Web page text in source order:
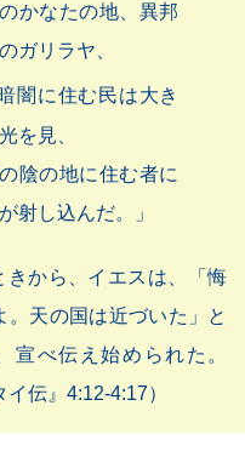
かなたの地、異邦
ガリラヤ、
闇に住む民は大き
を見、
陰の地に住む者に
射し込んだ。」
きから、イエスは、「悔
。天の国は近づいた」と
宣べ伝え始められた。
イ伝』4:12-4:17）